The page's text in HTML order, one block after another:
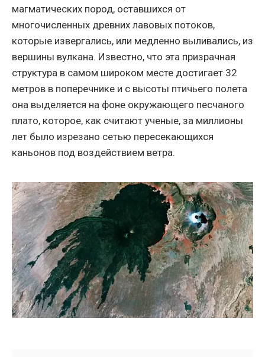
магматических пород, оставшихся от
многочисленных древних лавовых потоков,
которые извергались, или медленно выливались, из
вершины вулкана. Известно, что эта призрачная
структура в самом широком месте достигает 32
метров в поперечнике и с высоты птичьего полета
она выделяется на фоне окружающего песчаного
плато, которое, как считают ученые, за миллионы
лет было изрезано сетью пересекающихся
каньонов под воздействием ветра.